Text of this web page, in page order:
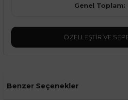
Genel Toplam:
ÖZELLEŞTIR VE
Benzer Seçenekler